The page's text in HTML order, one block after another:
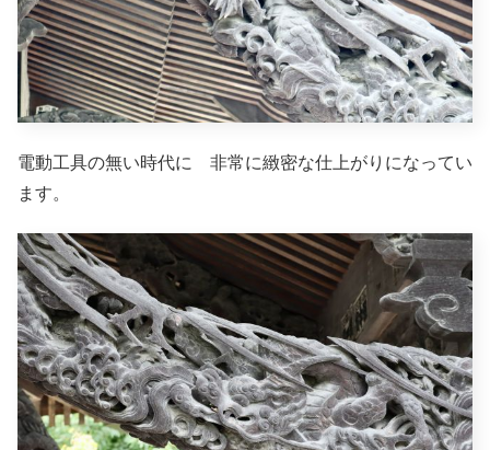
電動工具の無い時代に 非常に緻密な仕上がりになってい
ます。